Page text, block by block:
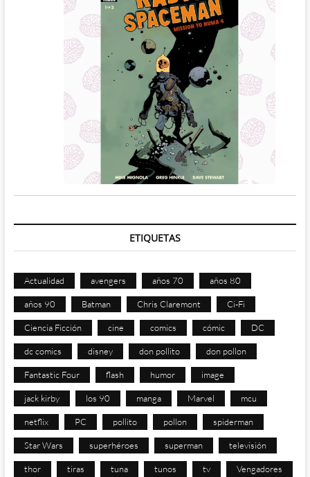
ETIQUETAS
Actualidad avengers años 70 años 80
años 90 Batman Chris Claremont Ci-Fi
Ciencia Ficción cine comics cómic DC
dc comics disney don pollito don pollon
Fantastic Four flash humor image
jack kirby los 90 manga Marvel mcu
netflix PC pollito pollon spiderman
Star Wars superhéroes superman televisión
thor tiras tuna tunos tv Vengadores